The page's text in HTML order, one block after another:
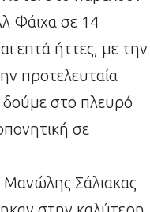
Φάιχα σε 14
επτά ήττες, με την
προτελευταία
στο πλευρό
σε
Σάλιακας